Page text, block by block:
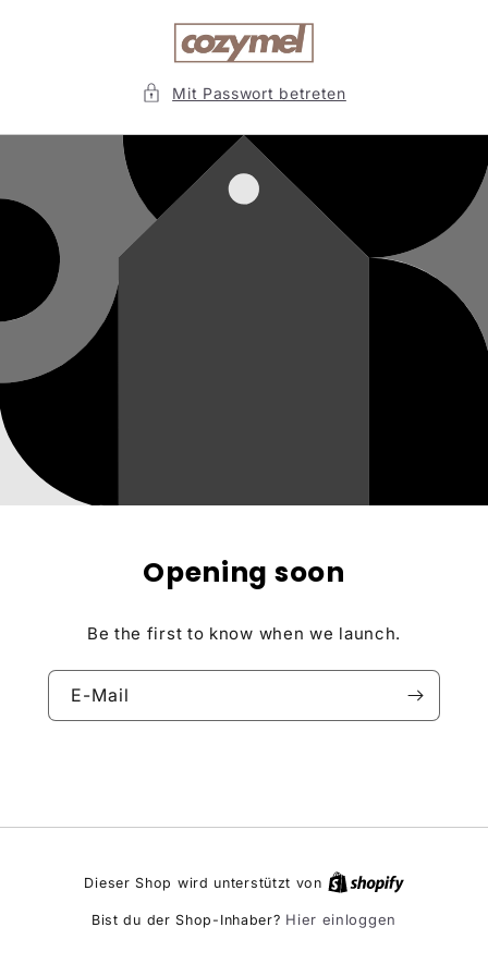
Mit Passwort betreten
Opening soon
Be the first to know when we launch.
E-Mail
Dieser Shop wird unterstützt von
Bist du der Shop-Inhaber? Hier einloggen